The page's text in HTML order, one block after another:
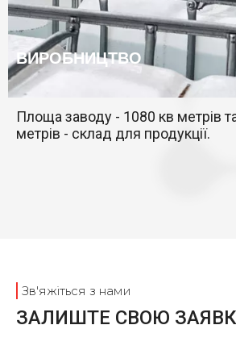
ВИРОБНИЦТВО
Площа заводу - 1080 кв метрів
метрів - склад для продукції.
Зв'яжіться з нами
ЗАЛИШТЕ СВОЮ